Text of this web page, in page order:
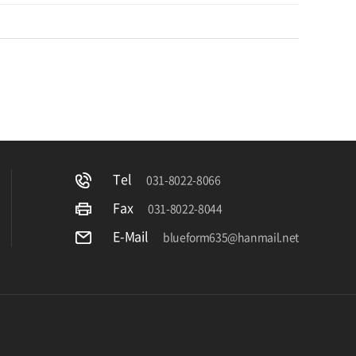
Tel 031-8022-8066
Fax 031-8022-8044
E-Mail blueform635@hanmail.net